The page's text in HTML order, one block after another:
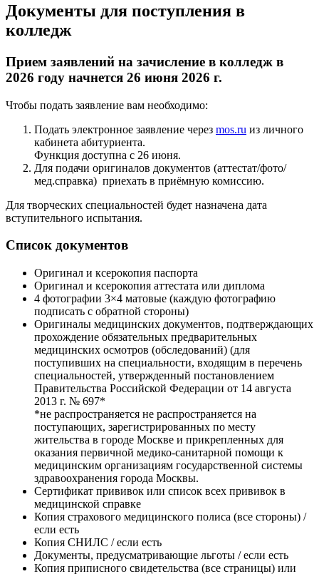
Документы для поступления в
колледж
Прием заявлений на зачисление в колледж в
2026 году начнется 26 июня 2026 г.
Чтобы подать заявление вам необходимо:
Подать электронное заявление через mos.ru из личного
кабинета абитуриента.
Функция доступна с 26 июня.
Для подачи оригиналов документов (аттестат/фото/
мед.справка) приехать в приёмную комиссию.
Для творческих специальностей будет назначена дата
вступительного испытания.
Список документов
Оригинал и ксерокопия паспорта
Оригинал и ксерокопия аттестата или диплома
4 фотографии 3×4 матовые (каждую фотографию
подписать с обратной стороны)
Оригиналы медицинских документов, подтверждающих
прохождение обязательных предварительных
медицинских осмотров (обследований) (для
поступивших на специальности, входящим в перечень
специальностей, утвержденный постановлением
Правительства Российской Федерации от 14 августа
2013 г. № 697*
*не распространяется не распространяется на
поступающих, зарегистрированных по месту
жительства в городе Москве и прикрепленных для
оказания первичной медико-санитарной помощи к
медицинским организациям государственной системы
здравоохранения города Москвы.
Сертификат прививок или список всех прививок в
медицинской справке
Копия страхового медицинского полиса (все стороны) /
если есть
Копия СНИЛС / если есть
Документы, предусматривающие льготы / если есть
Копия приписного свидетельства (все страницы) или